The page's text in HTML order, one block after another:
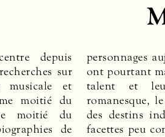
depuis
sur
et
moitié du
moitié du
de
personnages
ont pourtant
talent et
romanesque,
des destins
Il est